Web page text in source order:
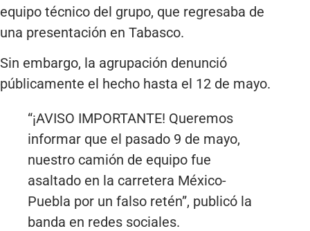
equipo técnico del grupo, que regresaba de
una presentación en Tabasco.
Sin embargo, la agrupación denunció
públicamente el hecho hasta el 12 de mayo.
“¡AVISO IMPORTANTE! Queremos
informar que el pasado 9 de mayo,
nuestro camión de equipo fue
asaltado en la carretera México-
Puebla por un falso retén”, publicó la
banda en redes sociales.